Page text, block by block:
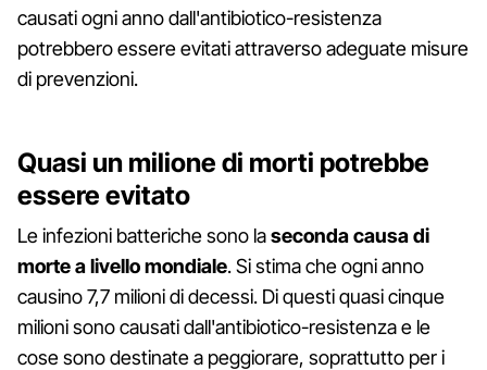
causati ogni anno dall'antibiotico-resistenza
potrebbero essere evitati attraverso adeguate misure
di prevenzioni.
Quasi un milione di morti potrebbe
essere evitato
Le infezioni batteriche sono laseconda causa di
morte a livello mondiale. Si stima che ogni anno
causino 7,7 milioni di decessi. Di questi quasi cinque
milioni sono causati dall'antibiotico-resistenza e le
cose sono destinate a peggiorare, soprattutto per i